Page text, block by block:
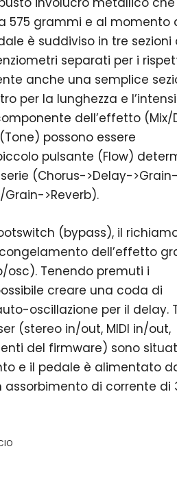
575 grammi e al momento
è suddiviso in tre sezioni
separati per i
anche una semplice
per la lunghezza e
dell’effetto (Mix/
possono essere
pulsante (Flow)
(Chorus->Delay->Grain-
>Reverb).
(bypass), il
dell’effetto
Tenendo premuti i
creare una coda di
oscillazione per il delay.
(stereo in/out, MIDI in/out,
del firmware) sono
e il pedale è alimentato
di corrente di